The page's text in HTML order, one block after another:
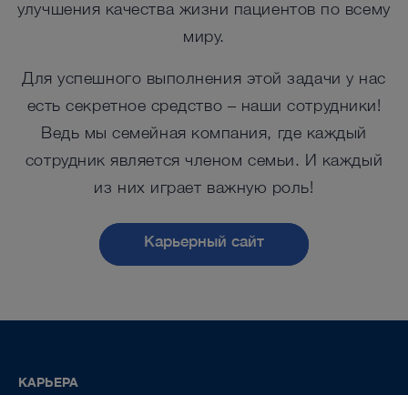
улучшения качества жизни пациентов по всему
миру.
Для успешного выполнения этой задачи у нас
есть секретное средство – наши сотрудники!
Ведь мы семейная компания, где каждый
сотрудник является членом семьи. И каждый
из них играет важную роль!
Карьерный сайт
КАРЬЕРА